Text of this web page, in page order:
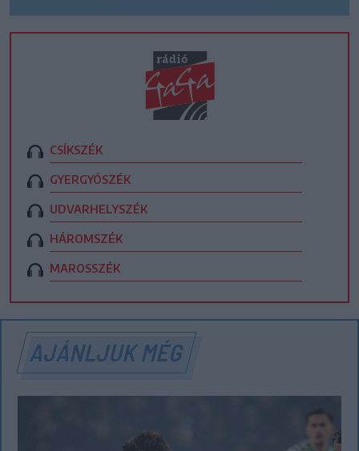
CSÍKSZÉK
GYERGYÓSZÉK
UDVARHELYSZÉK
HÁROMSZÉK
MAROSSZÉK
AJÁNLJUK MÉG